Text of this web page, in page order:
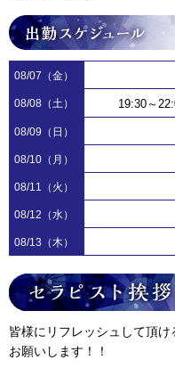
08/07（金）
08/08（土） 19:30～
08/09（日）
08/10（月）
08/11（火）
08/12（水）
08/13（木）
皆様にリフレッシュして頂け
お願いします！！